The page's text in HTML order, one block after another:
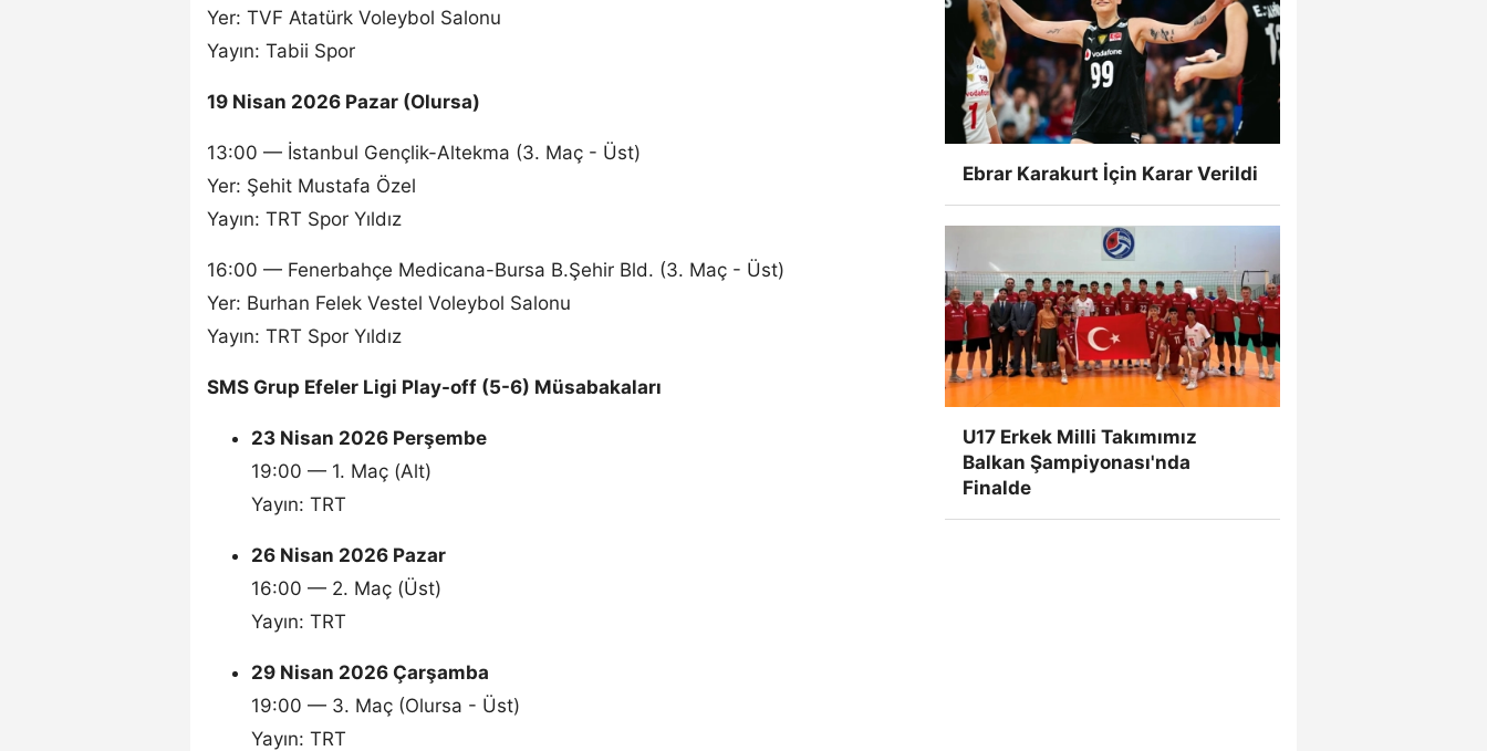
Yer: TVF Atatürk Voleybol Salonu
Yayın: Tabii Spor
19 Nisan 2026 Pazar (Olursa)
13:00 — İstanbul Gençlik-Altekma (3. Maç - Üst)
Yer: Şehit Mustafa Özel
Yayın: TRT Spor Yıldız
16:00 — Fenerbahçe Medicana-Bursa B.Şehir Bld. (3. Maç - Üst)
Yer: Burhan Felek Vestel Voleybol Salonu
Yayın: TRT Spor Yıldız
SMS Grup Efeler Ligi Play-off (5-6) Müsabakaları
23 Nisan 2026 Perşembe
19:00 — 1. Maç (Alt)
Yayın: TRT
26 Nisan 2026 Pazar
16:00 — 2. Maç (Üst)
Yayın: TRT
29 Nisan 2026 Çarşamba
19:00 — 3. Maç (Olursa - Üst)
Yayın: TRT
Ebrar Karakurt İçin Karar Verildi
U17 Erkek Milli Takımımız
Balkan Şampiyonası'nda
Finalde